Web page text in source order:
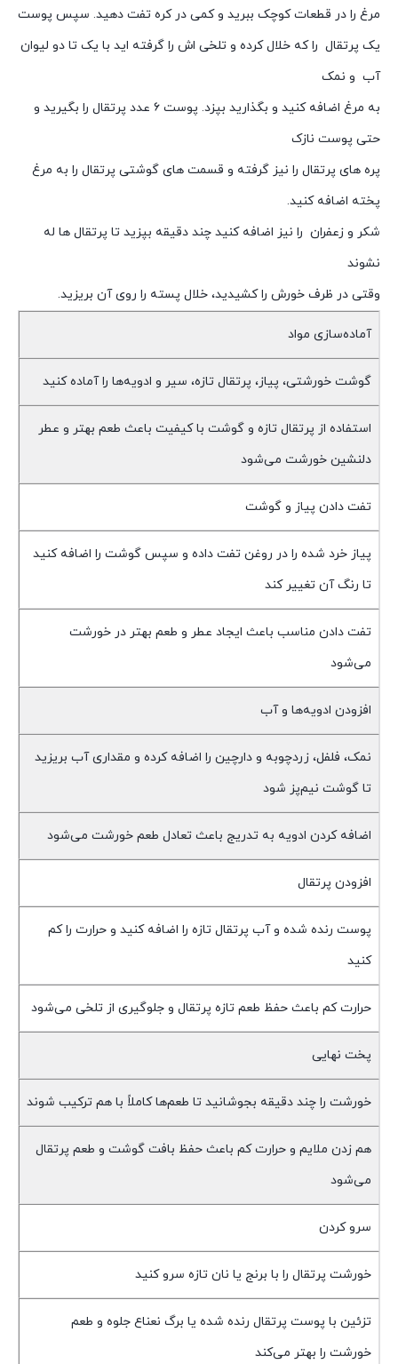
مرغ را در قطعات کوچک ببرید و کمی در کره تفت دهید. سپس پوست
یک پرتقال را که خلال کرده و تلخی اش را گرفته اید با یک تا دو لیوان
آب و نمک
به مرغ اضافه کنید و بگذارید بپزد. پوست ۶ عدد پرتقال را بگیرید و
حتی پوست نازک
پره های پرتقال را نیز گرفته و قسمت های گوشتی پرتقال را به مرغ
پخته اضافه کنید.
شکر و زعفران را نیز اضافه کنید چند دقیقه بپزید تا پرتقال ها له
نشوند
وقتی در ظرف خورش را کشیدید، خلال پسته را روی آن بریزید.
آماده‌سازی مواد
گوشت خورشتی، پیاز، پرتقال تازه، سیر و ادویه‌ها را آماده کنید
استفاده از پرتقال تازه و گوشت با کیفیت باعث طعم بهتر و عطر
دلنشین خورشت می‌شود
تفت دادن پیاز و گوشت
پیاز خرد شده را در روغن تفت داده و سپس گوشت را اضافه کنید
تا رنگ آن تغییر کند
تفت دادن مناسب باعث ایجاد عطر و طعم بهتر در خورشت
می‌شود
افزودن ادویه‌ها و آب
نمک، فلفل، زردچوبه و دارچین را اضافه کرده و مقداری آب بریزید
تا گوشت نیم‌پز شود
اضافه کردن ادویه به تدریج باعث تعادل طعم خورشت می‌شود
افزودن پرتقال
پوست رنده شده و آب پرتقال تازه را اضافه کنید و حرارت را کم
کنید
حرارت کم باعث حفظ طعم تازه پرتقال و جلوگیری از تلخی می‌شود
پخت نهایی
خورشت را چند دقیقه بجوشانید تا طعم‌ها کاملاً با هم ترکیب شوند
هم زدن ملایم و حرارت کم باعث حفظ بافت گوشت و طعم پرتقال
می‌شود
سرو کردن
خورشت پرتقال را با برنج یا نان تازه سرو کنید
تزئین با پوست پرتقال رنده شده یا برگ نعناع جلوه و طعم
خورشت را بهتر می‌کند